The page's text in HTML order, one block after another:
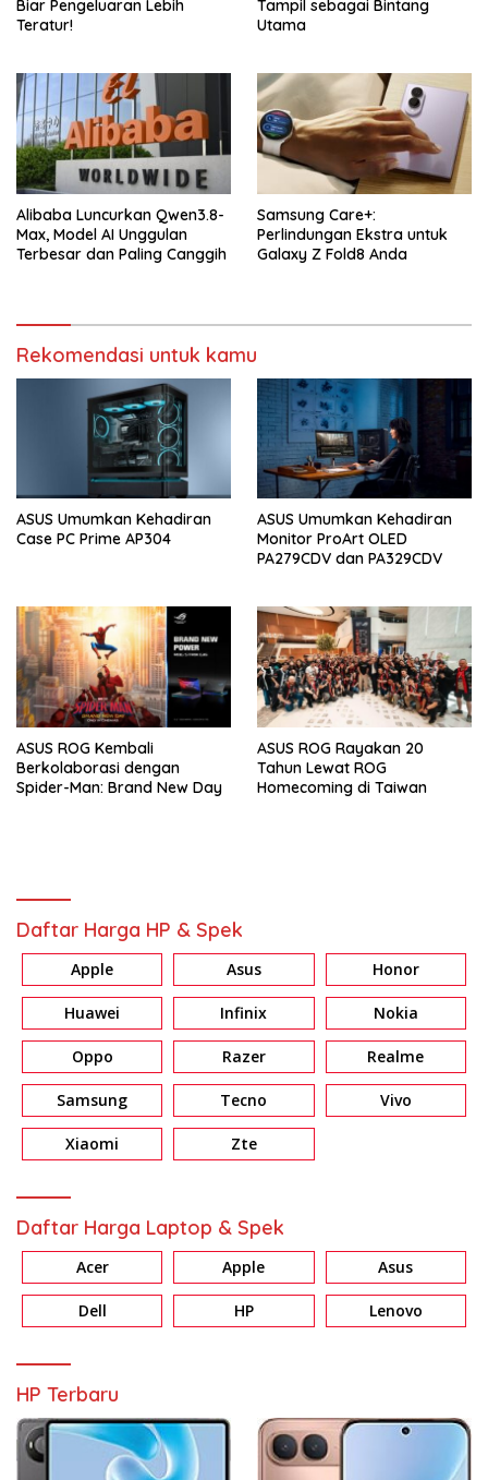
Biar Pengeluaran Lebih
Teratur!
Tampil sebagai Bintang
Utama
Alibaba Luncurkan Qwen3.8-
Max, Model AI Unggulan
Terbesar dan Paling Canggih
Samsung Care+:
Perlindungan Ekstra untuk
Galaxy Z Fold8 Anda
Rekomendasi untuk kamu
ASUS Umumkan Kehadiran
Case PC Prime AP304
ASUS Umumkan Kehadiran
Monitor ProArt OLED
PA279CDV dan PA329CDV
ASUS ROG Kembali
Berkolaborasi dengan
Spider-Man: Brand New Day
ASUS ROG Rayakan 20
Tahun Lewat ROG
Homecoming di Taiwan
Daftar Harga HP & Spek
Apple Asus Honor
Huawei Infinix Nokia
Oppo Razer Realme
Samsung Tecno Vivo
Xiaomi Zte
Daftar Harga Laptop & Spek
Acer Apple Asus
Dell HP Lenovo
HP Terbaru